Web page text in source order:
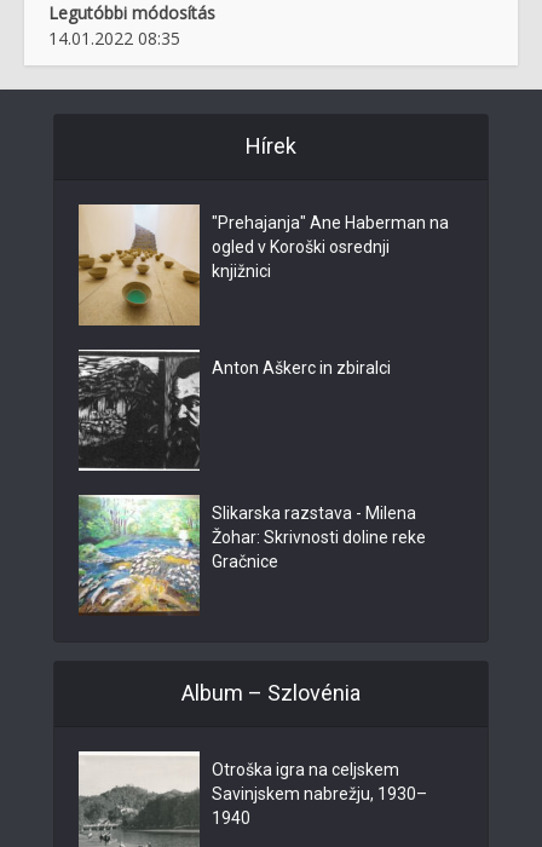
Legutóbbi módosítás
14.01.2022 08:35
Hírek
"Prehajanja" Ane Haberman na
ogled v Koroški osrednji
knjižnici
Anton Aškerc in zbiralci
Slikarska razstava - Milena
Žohar: Skrivnosti doline reke
Gračnice
Album – Szlovénia
Otroška igra na celjskem
Savinjskem nabrežju, 1930–
1940